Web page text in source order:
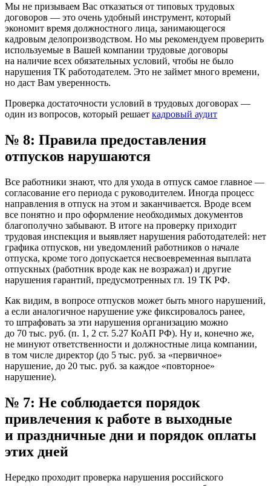
Мы не призываем Вас отказаться от типовых трудовых
договоров — это очень удобный инструмент, который
экономит время должностного лица, занимающегося
кадровым делопроизводством. Но мы рекомендуем проверить
используемые в Вашей компании трудовые договоры
на наличие всех обязательных условий, чтобы не было
нарушения ТК работодателем. Это не займет много времени,
но даст Вам уверенность.
Проверка достаточности условий в трудовых договорах —
один из вопросов, который решает кадровый аудит
№ 8: Правила предоставления
отпусков нарушаются
Все работники знают, что для ухода в отпуск самое главное —
согласование его периода с руководителем. Иногда процесс
направления в отпуск на этом и заканчивается. Вроде всем
все понятно и про оформление необходимых документов
благополучно забывают. В итоге на проверку приходит
трудовая инспекция и выявляет нарушения работодателей: нет
графика отпусков, ни уведомлений работников о начале
отпуска, кроме того допускается несвоевременная выплата
отпускных (работник вроде как не возражал) и другие
нарушения гарантий, предусмотренных гл. 19 ТК РФ.
Как видим, в вопросе отпусков может быть много нарушений,
а если аналогичное нарушение уже фиксировалось ранее,
то штрафовать за эти нарушения организацию можно
до 70 тыс. руб. (п. 1, 2 ст. 5.27 КоАП РФ). Ну и, конечно же,
не минуют ответственности и должностные лица компании,
в том числе директор (до 5 тыс. руб. за «первичное»
нарушение, до 20 тыс. руб. за каждое «повторное»
нарушение).
№ 7: Не соблюдается порядок
привлечения к работе в выходные
и праздничные дни и порядок оплаты
этих дней
Нередко проходит проверка нарушения российского